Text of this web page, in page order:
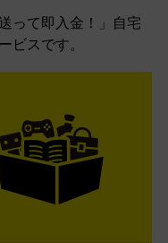
って即入金！」自宅
ビスです。